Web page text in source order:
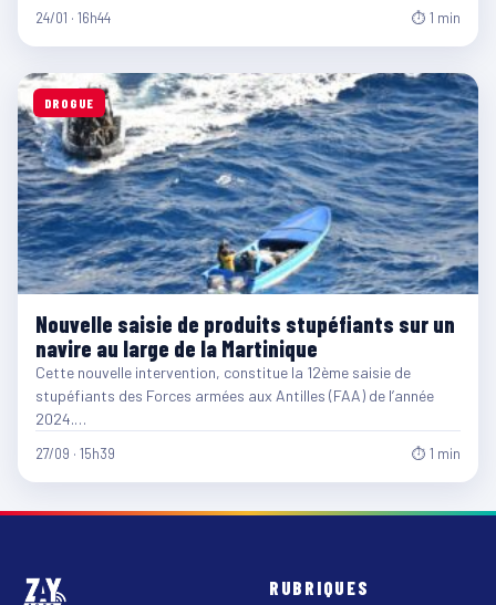
24/01 · 16h44 ⏱ 1 min
DROGUE
Nouvelle saisie de produits stupéfiants sur un
navire au large de la Martinique
Cette nouvelle intervention, constitue la 12ème saisie de
stupéfiants des Forces armées aux Antilles (FAA) de l’année
2024.…
27/09 · 15h39 ⏱ 1 min
RUBRIQUES